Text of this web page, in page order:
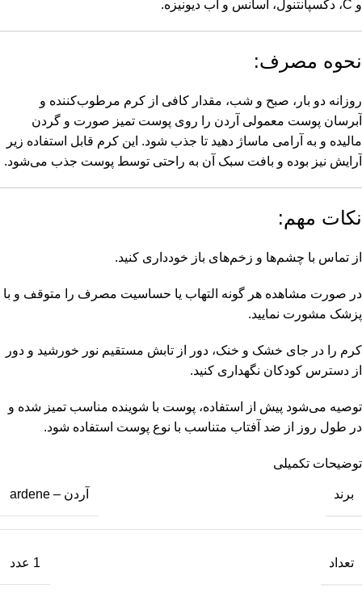
و C، دکسپانتنول، اسانس و آب دیونیزه.
نحوه مصرف:
روزانه دو بار، صبح و شب، مقدار کافی از کرم مرطوب‌کننده و
آبرسان پوست معمولی آردن را روی پوست تمیز صورت و گردن
مالیده و به آرامی ماساژ دهید تا جذب شود. این کرم قابل استفاده زیر
آرایش نیز بوده و بافت سبک آن به راحتی توسط پوست جذب می‌شود.
نکات مهم:
از تماس با چشم‌ها و زخم‌های باز خودداری کنید.
در صورت مشاهده هر گونه التهاب یا حساسیت مصرف را متوقف و با
پزشک مشورت نمایید.
کرم را در جای خشک و خنک، دور از تابش مستقیم نور خورشید و دور
از دسترس کودکان نگهداری کنید.
توصیه می‌شود پیش از استفاده، پوست با شوینده مناسب تمیز شده و
در طول روز از ضد آفتاب متناسب با نوع پوست استفاده شود.
توضیحات تکمیلی
برند آردن – ardene
تعداد 1 عدد